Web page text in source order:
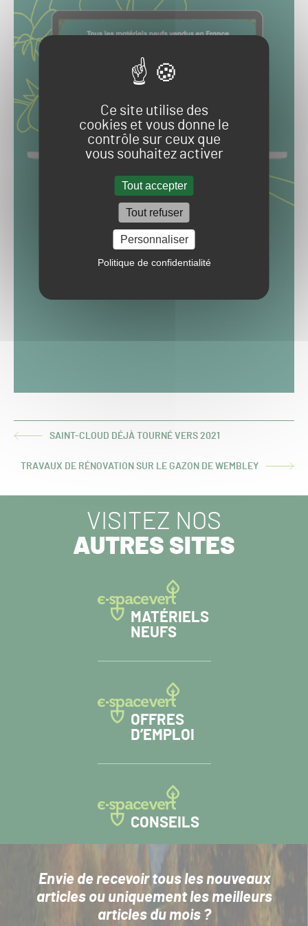
Ce site utilise des
cookies et vous donne le
contrôle sur ceux que
vous souhaitez activer
Tout accepter
Tout refuser
Personnaliser
Politique de confidentialité
ARTICLESAINT-CLOUD DÉJÀ TOURNÉ VERS 2021
ARTICLE
TRAVAUX DE RÉNOVATION SUR LE GAZON DE WEMBLEY
VISITEZ NOS
AUTRES SITES
MATÉRIELS
NEUFS
OFFRES
D’EMPLOI
CONSEILS
Envie de recevoir tous les nouveaux
articlesou uniquement les meilleurs
articles du mois ?